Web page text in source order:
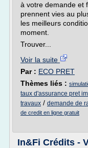
à votre demande et
prennent vies au
les meilleurs
moment.
Trouver...
Voir la suite
Par : ECO PRET
Thèmes liés :
taux d'assurance pret
travaux / demande de
de credit en ligne gratuit
In&Fi Crédits -